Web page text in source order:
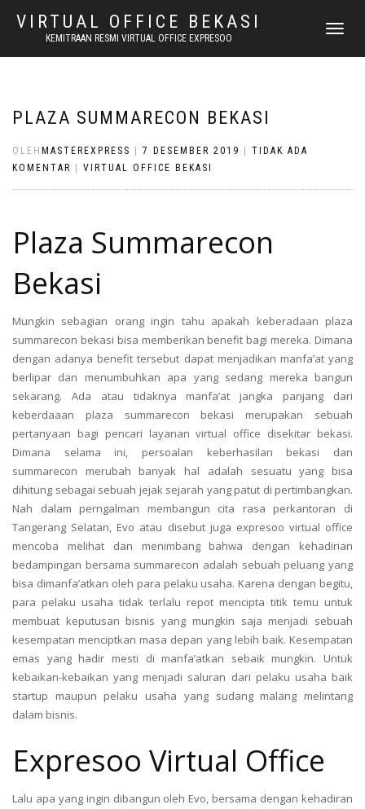
VIRTUAL OFFICE BEKASI
KEMITRAAN RESMI VIRTUAL OFFICE EXPRESOO
NAVIGASI
PLAZA SUMMARECON BEKASI
OLEH MASTEREXPRESS 7 DESEMBER 2019
TIDAK ADA
KOMENTAR
VIRTUAL OFFICE BEKASI
Plaza Summarecon
Bekasi
Mungkin sebagian orang ingin tahu apakah keberadaan plaza
summarecon bekasi bisa memberikan benefit bagi mereka. Dimana
dengan adanya benefit tersebut dapat menjadikan manfa’at yang
berlipar dan menumbuhkan apa yang sedang mereka bangun
sekarang. Ada atau tidaknya manfa’at jangka panjang dari
keberdaaan plaza summarecon bekasi merupakan sebuah
pertanyaan bagi pencari layanan virtual office disekitar bekasi.
Dimana selama ini, persoalan keberhasilan bekasi dan
summarecon merubah banyak hal adalah sesuatu yang bisa
dihitung sebagai sebuah jejak sejarah yang patut di pertimbangkan.
Nah dalam perngalman membangun cita rasa perkantoran di
Tangerang Selatan, Evo atau disebut juga expresoo virtual office
mencoba melihat dan menimbang bahwa dengan kehadirian
bedampingan bersama summarecon adalah sebuah peluang yang
bisa dimanfa’atkan oleh para pelaku usaha. Karena dengan begitu,
para pelaku usaha tidak terlalu repot mencipta titik temu untuk
membuat keputusan bisnis yang mungkin saja menjadi sebuah
kesempatan menciptkan masa depan yang lebih baik. Kesempatan
emas yang hadir mesti di manfa’atkan sebaik mungkin. Untuk
kebaikan-kebaikan yang menjadi saluran dari pelaku usaha baik
startup maupun pelaku usaha yang sudang malang melintang
dalam bisnis.
Expresoo Virtual Office
Lalu apa yang ingin dibangun oleh Evo, bersama dengan kehadiran